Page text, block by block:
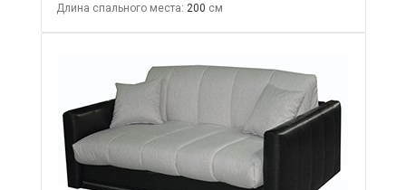
Длина спального места: 200